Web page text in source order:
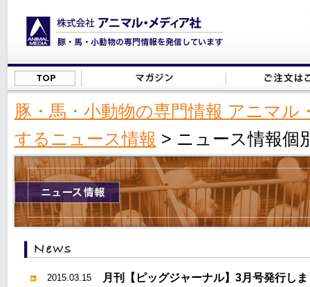
豚・馬・小動物の専門情報 アニマル
するニュース情報 > ニュース情報個
2015.03.15 月刊【ピッグジャーナル】3月号発行し